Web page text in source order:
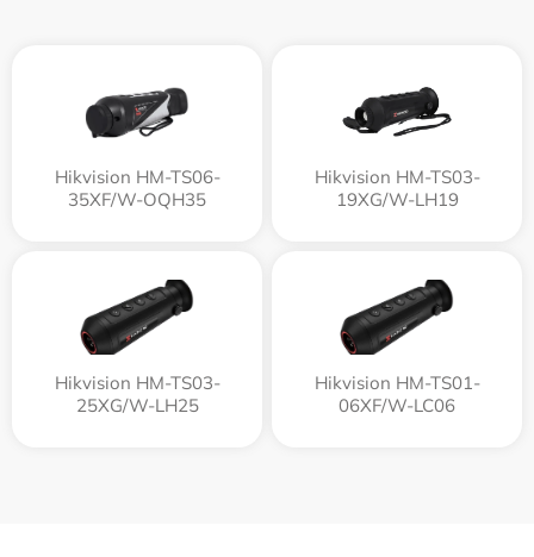
Hikvision HM-TS06-
35XF/W-OQH35
Hikvision HM-TS03-
19XG/W-LH19
Hikvision HM-TS03-
25XG/W-LH25
Hikvision HM-TS01-
06XF/W-LC06